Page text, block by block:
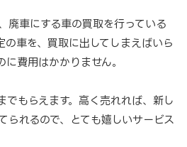
廃車にする車の買取を行っている
の車を、買取に出してしまえばいら
費用はかかりません。
でもらえます。高く売れれば、新し
られるので、とても嬉しいサービス